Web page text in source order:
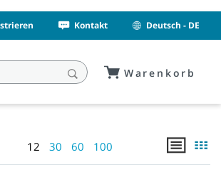
Kontakt Deutsch - DE
Warenkorb
12 30 60 100